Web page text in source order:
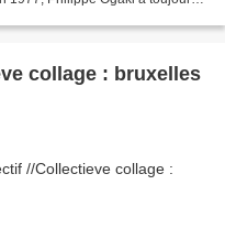
collage : bruxelles